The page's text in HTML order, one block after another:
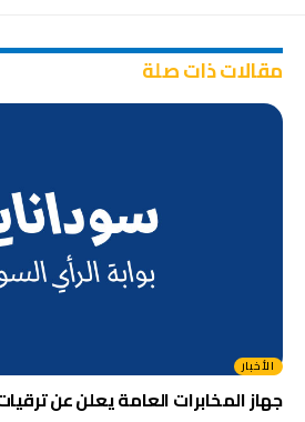
مقالات ذات صلة
الأخبار
جهاز المخابرات العامة يعلن عن